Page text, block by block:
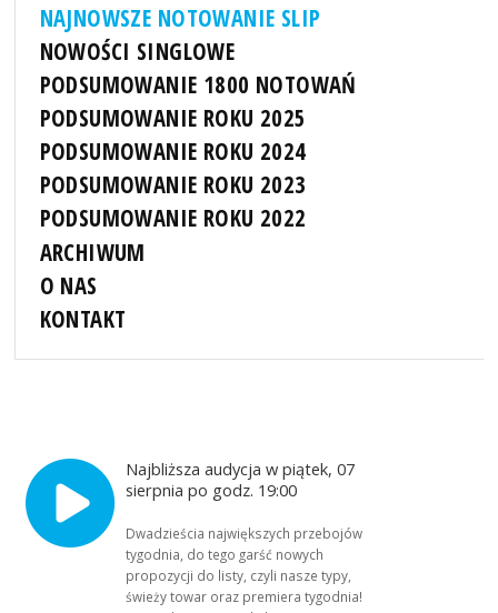
NAJNOWSZE NOTOWANIE SLIP
NOWOŚCI SINGLOWE
PODSUMOWANIE 1800 NOTOWAŃ
PODSUMOWANIE ROKU 2025
PODSUMOWANIE ROKU 2024
PODSUMOWANIE ROKU 2023
PODSUMOWANIE ROKU 2022
ARCHIWUM
O NAS
KONTAKT
Najbliższa audycja w piątek, 07
sierpnia po godz. 19:00
Dwadzieścia największych przebojów
tygodnia, do tego garść nowych
propozycji do listy, czyli nasze typy,
świeży towar oraz premiera tygodnia!